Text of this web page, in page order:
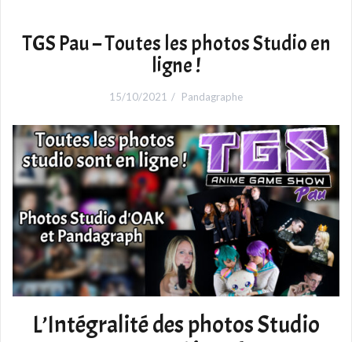
TGS Pau – Toutes les photos Studio en
ligne !
15/10/2021 Pandagraphe
L’Intégralité des photos Studio